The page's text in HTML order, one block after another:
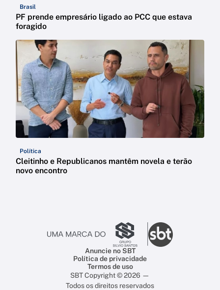
Brasil
PF prende empresário ligado ao PCC que estava
foragido
Política
Cleitinho e Republicanos mantêm novela e terão
novo encontro
Anuncie no SBT
Política de privacidade
Termos de uso
SBT Copyright © 2026 —
Todos os direitos reservados